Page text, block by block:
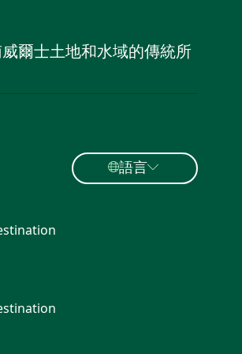
爾士土地和水域的傳統所
語言